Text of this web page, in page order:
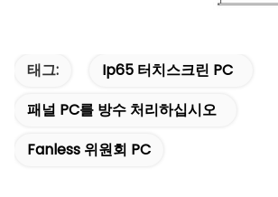
태그:
Ip65 터치스크린 PC
패널 PC를 방수 처리하십시오
Fanless 위원회 PC